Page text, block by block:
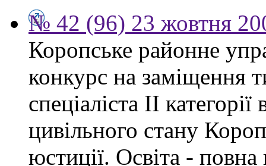
№ 42 (96) 23 жовтня
Коропське районне
конкурс на заміщення
спеціаліста ІІ
цивільного стану
юстиції. Освіта -